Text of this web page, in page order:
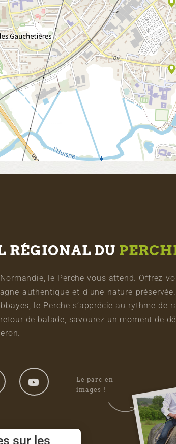
RÉGIONAL DU
le Perche vous attend. Offrez-
authentique et d’une nature
le Perche s’apprécie au rythme de
de balade, savourez un moment de
Le parc en
images !
sur les